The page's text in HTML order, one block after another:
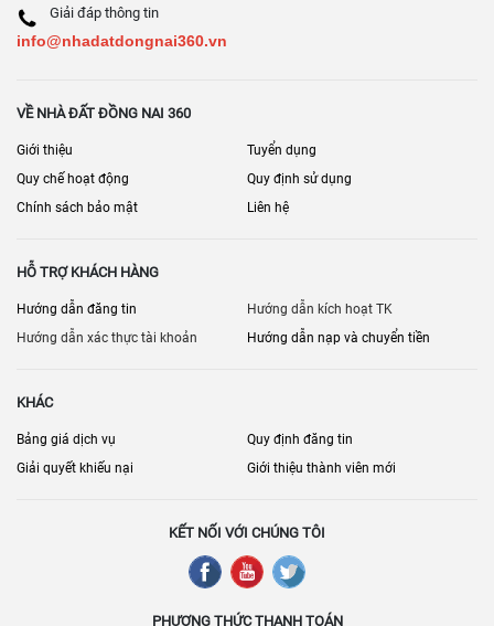
Giải đáp thông tin
info@nhadatdongnai360.vn
VỀ NHÀ ĐẤT ĐỒNG NAI 360
Giới thiệu
Tuyển dụng
Quy chế hoạt động
Quy định sử dụng
Chính sách bảo mật
Liên hệ
HỖ TRỢ KHÁCH HÀNG
Hướng dẫn đăng tin
Hướng dẫn kích hoạt TK
Hướng dẫn xác thực tài khoản
Hướng dẫn nạp và chuyển tiền
KHÁC
Bảng giá dịch vụ
Quy định đăng tin
Giải quyết khiếu nại
Giới thiệu thành viên mới
KẾT NỐI VỚI CHÚNG TÔI
PHƯƠNG THỨC THANH TOÁN